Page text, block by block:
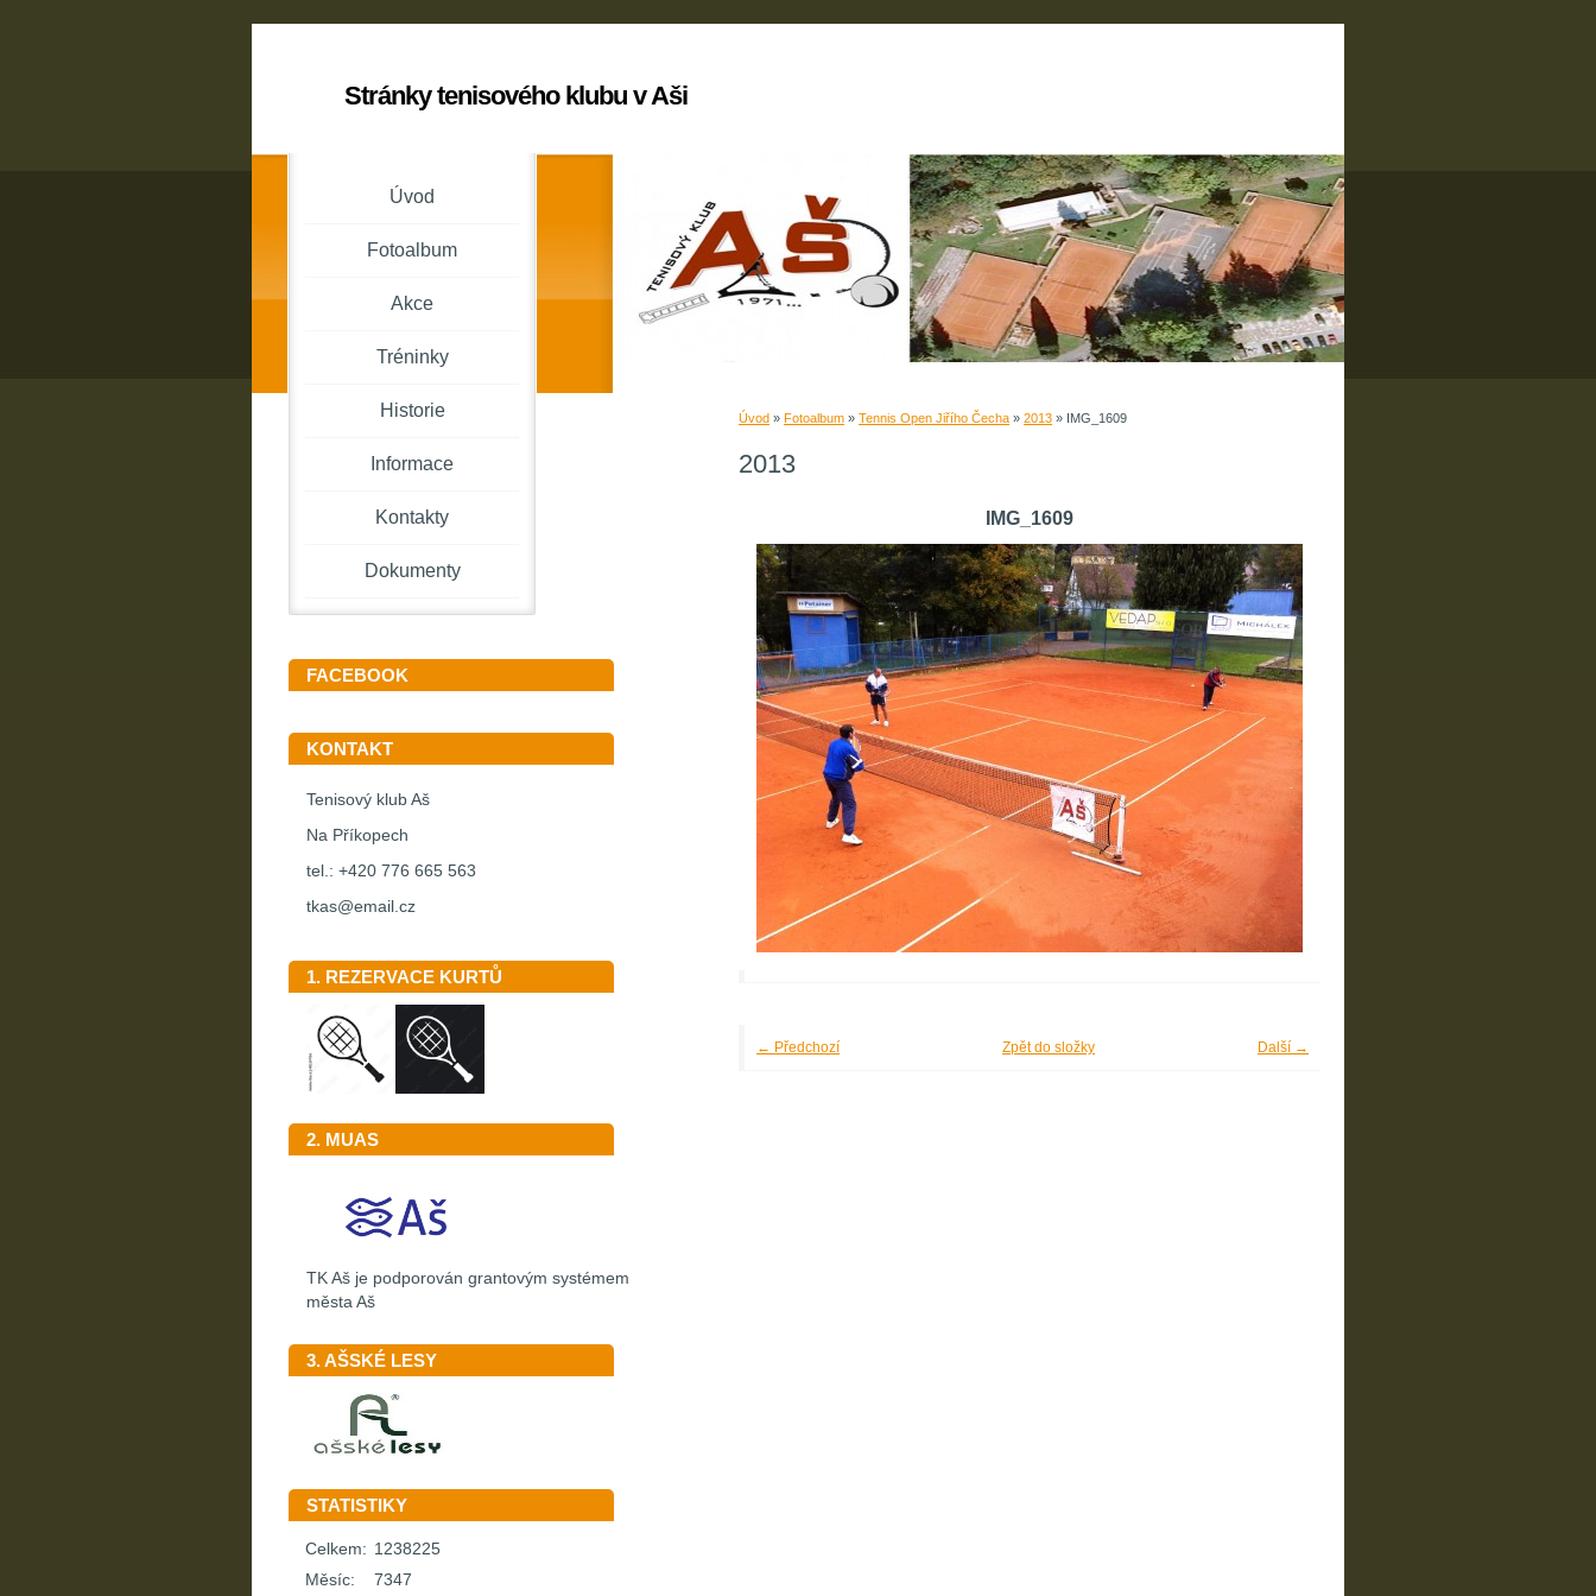
Stránky tenisového klubu v Aši
Úvod » Fotoalbum » Tennis Open Jiřího Čecha » 2013 » IMG_1609
2013
IMG_1609
← Předchozí Další →
Zpět do složky
Úvod
Fotoalbum
Akce
Tréninky
Historie
Informace
Kontakty
Dokumenty
FACEBOOK
KONTAKT
Tenisový klub Aš
Na Příkopech
tel.: +420 776 665 563
tkas@email.cz
1. REZERVACE KURTŮ
2. MUAS
TK Aš je podporován grantovým systémem
města Aš
3. AŠSKÉ LESY
STATISTIKY
Celkem: 1238225
Měsíc:
7347